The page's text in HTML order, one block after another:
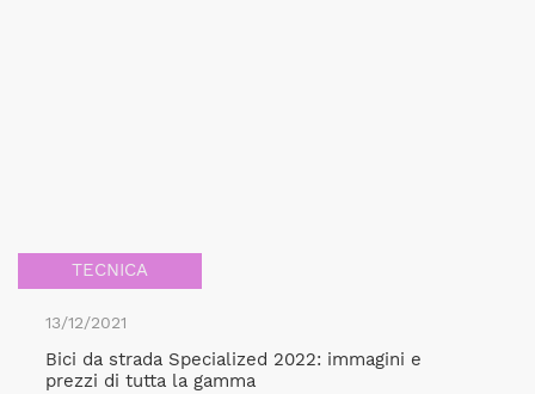
TECNICA
13/12/2021
Bici da strada Specialized 2022: immagini e
prezzi di tutta la gamma